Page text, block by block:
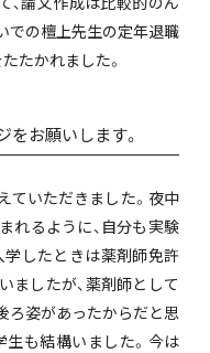
での檀上先生の定年退職
たかれました。
をお願いします。
ていただきました。夜中
れるように、自分も実験
学したときは薬剤師免許
ましたが、薬剤師として
ろ姿があったからだと思
生も結構いました。今は